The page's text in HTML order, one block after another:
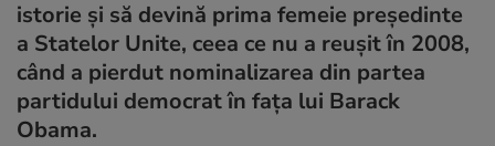
istorie și să devină prima femeie președinte
a Statelor Unite, ceea ce nu a reușit în 2008,
când a pierdut nominalizarea din partea
partidului democrat în fața lui Barack
Obama.